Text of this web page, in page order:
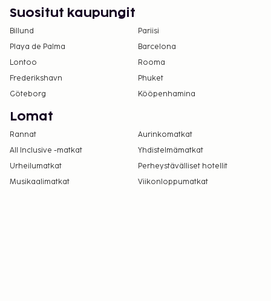
vanhemman tai huoltajan huoneessa olevia
sänkyjä.
Tämä majoituspaikka ei tarjoile alkoholia.
Kaikki maksut voidaan maksaa käteisettömillä
maksutavoilla.
Suositut kaupungit
Billund
Pariisi
Playa de Palma
Barcelona
Lontoo
Rooma
Frederikshavn
Phuket
Göteborg
Kööpenhamina
Lomat
Rannat
Aurinkomatkat
All Inclusive -matkat
Yhdistelmämatkat
Urheilumatkat
Perheystävälliset hotellit
Musikaalimatkat
Viikonloppumatkat